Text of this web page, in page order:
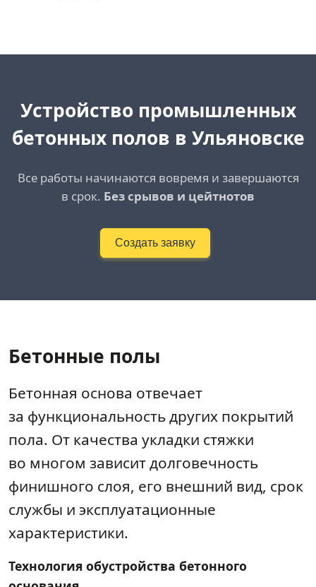
Устройство промышленных
бетонных полов в Ульяновске
Все работы начинаются вовремя и завершаются
в срок. Без срывов и цейтнотов
Создать заявку
Бетонные полы
Бетонная основа отвечает
за функциональность других покрытий
пола. От качества укладки стяжки
во многом зависит долговечность
финишного слоя, его внешний вид, срок
службы и эксплуатационные
характеристики.
Технология обустройства бетонного